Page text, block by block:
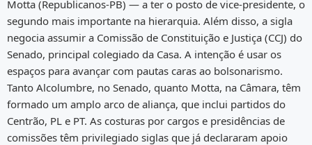
Motta (Republicanos-PB) — a ter o posto de vice-presidente, o
segundo mais importante na hierarquia. Além disso, a sigla
negocia assumir a Comissão de Constituição e Justiça (CCJ) do
Senado, principal colegiado da Casa. A intenção é usar os
espaços para avançar com pautas caras ao bolsonarismo.
Tanto Alcolumbre, no Senado, quanto Motta, na Câmara, têm
formado um amplo arco de aliança, que inclui partidos do
Centrão, PL e PT. As costuras por cargos e presidências de
comissões têm privilegiado siglas que já declararam apoio